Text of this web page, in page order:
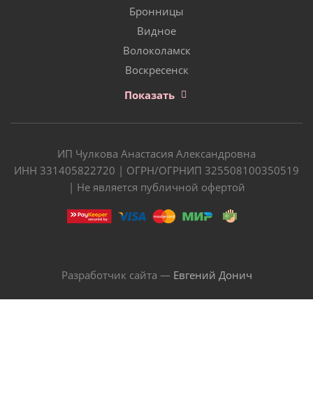
Бронницы
Видное
Волоколамск
Воскресенск
Показать
ИП Чулкова Анастасия Александровна
ИНН 331405822720 | ОГРН/ОГРНИП 325508100350519
| Не является публичной офертой
Разработчик сайта — Евгений Донич